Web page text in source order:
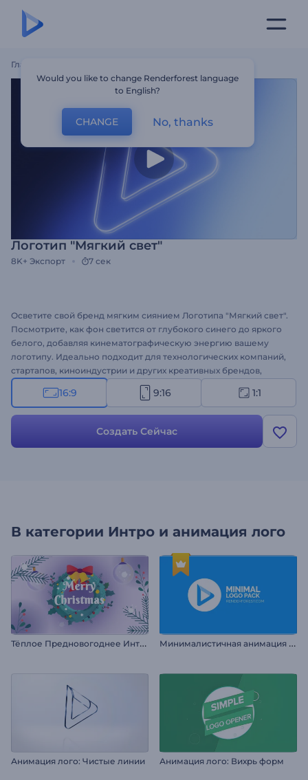
Главная
Логотип "Мягкий свет"
8K+ Экспорт 7 сек
Осветите свой бренд мягким сиянием Логотипа "Мягкий свет".
Посмотрите, как фон светится от глубокого синего до яркого
белого, добавляя кинематографическую энергию вашему
логотипу. Идеально подходит для технологических компаний,
стартапов, киноиндустрии и других креативных брендов,
которые хотят произвести впечатление с первой секунды.
Загрузите свой логотип, напишите текст и выберите саундтрек
подчеркните свою индивидуальность стильно!
16:9 9:16 1:1
Создать Сейчас
В категории Интро и анимация лого
Т
ёплое Предновогоднее Интро М
инималистичная анимация логотипа
Анимация лого: Чистые линии Анимация лого: Вихрь форм
Would you like to change Renderforest language
to English?
CHANGE No, thanks